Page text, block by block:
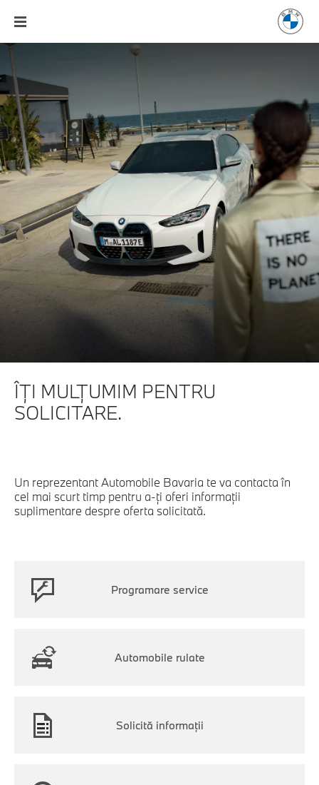
ÎŢI MULŢUMIM PENTRU
SOLICITARE.
Un reprezentant Automobile Bavaria te va contacta în
cel mai scurt timp pentru a-ți oferi informaţii
suplimentare despre oferta solicitată.
Programare service
Automobile rulate
Solicită informaţii